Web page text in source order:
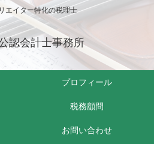
エイター特化の税理士
認会計士事務所
プロフィール
税務顧問
お問い合わせ